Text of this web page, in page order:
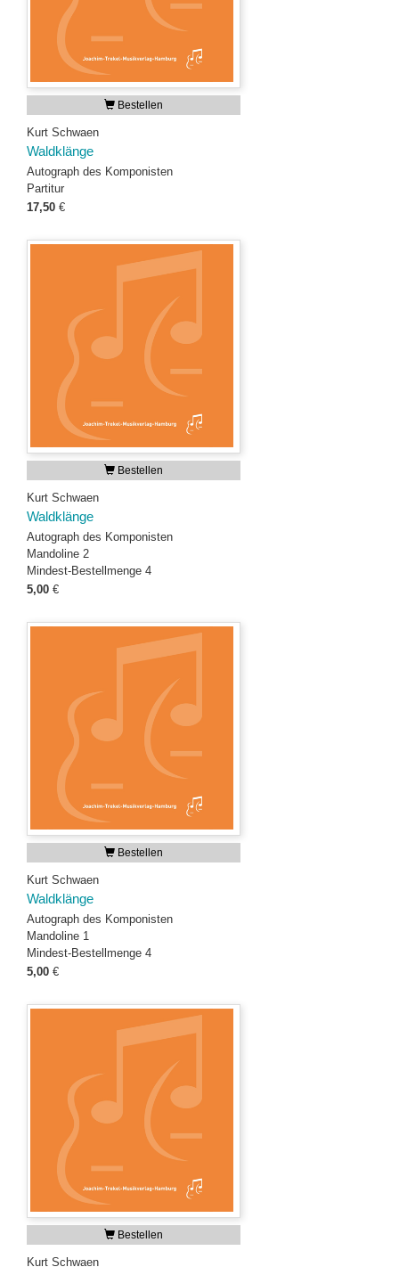
Bestellen
Kurt Schwaen
Waldklänge
Autograph des Komponisten
Partitur
17,50 €
Bestellen
Kurt Schwaen
Waldklänge
Autograph des Komponisten
Mandoline 2
Mindest-Bestellmenge 4
5,00 €
Bestellen
Kurt Schwaen
Waldklänge
Autograph des Komponisten
Mandoline 1
Mindest-Bestellmenge 4
5,00 €
Bestellen
Kurt Schwaen